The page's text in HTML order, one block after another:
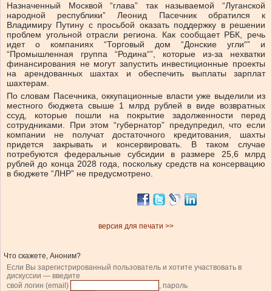
Назначенный Москвой “глава” так называемой “Луганской
народной республики” Леонид Пасечник обратился к
Владимиру Путину с просьбой оказать поддержку в решении
проблем угольной отрасли региона. Как сообщает РБК, речь
идет о компаниях “Торговый дом “Донские угли“” и
“Промышленная группа “Родина“”, которые из-за нехватки
финансирования не могут запустить инвестиционные проекты
на арендованных шахтах и обеспечить выплаты зарплат
шахтерам.
По словам Пасечника, оккупационные власти уже выделили из
местного бюджета свыше 1 млрд рублей в виде возвратных
ссуд, которые пошли на покрытие задолженности перед
сотрудниками. При этом “губернатор” предупредил, что если
компании не получат достаточного кредитования, шахты
придется закрывать и консервировать. В таком случае
потребуются федеральные субсидии в размере 25,6 млрд
рублей до конца 2028 года, поскольку средств на консервацию
в бюджете “ЛНР” не предусмотрено.
версия для печати >>
Что скажете, Аноним?
Если Вы зарегистрированный пользователь и хотите участвовать в
дискуссии — введите
свой логин (email)
, пароль